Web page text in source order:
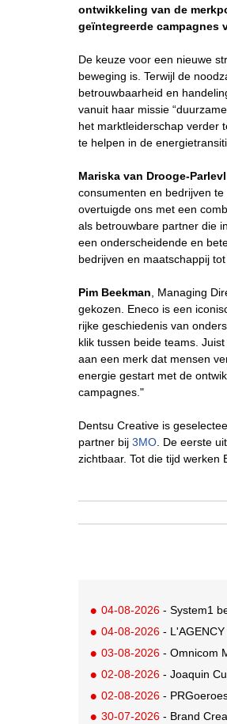
ontwikkeling van de
geïntegreerde campagnes
De keuze voor een nieuwe
beweging is. Terwijl de
betrouwbaarheid en
vanuit haar missie
het marktleiderschap verder
te helpen in de
Mariska van Drooge-
consumenten en bedrijven
overtuigde ons met een
als betrouwbare partner die
een onderscheidende en
bedrijven en maatschappij
Pim Beekman , Managing
gekozen. Eneco is een
rijke geschiedenis van
klik tussen beide teams.
aan een merk dat mensen
energie gestart met de
campagnes."
Dentsu Creative is
partner bij 3MO . De eerste
zichtbaar. Tot die tijd werken
04-08-2026 - System1
04-08-2026 -
03-08-2026 - Omnicom
02-08-2026 - Joaquin
02-08-2026 -
30-07-2026 - Brand